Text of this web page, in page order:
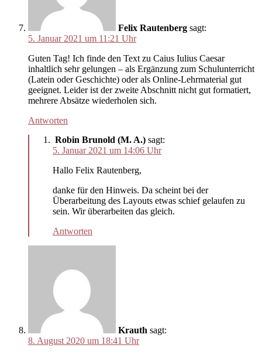
Felix Rautenberg sagt:
5. Januar 2021 um 11:21 Uhr
Guten Tag! Ich finde den Text zu Caius Iulius Caesar
inhaltlich sehr gelungen – als Ergänzung zum Schulunterricht
(Latein oder Geschichte) oder als Online-Lehrmaterial gut
geeignet. Leider ist der zweite Abschnitt nicht gut formatiert,
mehrere Absätze wiederholen sich.
Antworten
Robin Brunold (M. A.) sagt:
5. Januar 2021 um 14:06 Uhr
Hallo Felix Rautenberg,
danke für den Hinweis. Da scheint bei der
Überarbeitung des Layouts etwas schief gelaufen zu
sein. Wir überarbeiten das gleich.
Antworten
Krauth sagt:
8. August 2020 um 18:41 Uhr